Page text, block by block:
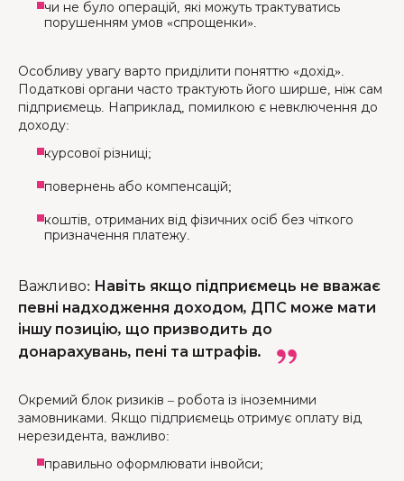
чи не було операцій, які можуть трактуватись
порушенням умов «спрощенки».
Особливу увагу варто приділити поняттю «дохід».
Податкові органи часто трактують його ширше, ніж сам
підприємець. Наприклад, помилкою є невключення до
доходу:
курсової різниці;
повернень або компенсацій;
коштів, отриманих від фізичних осіб без чіткого
призначення платежу.
Важливо: Навіть якщо підприємець не вважає
певні надходження доходом, ДПС може мати
іншу позицію, що призводить до
донарахувань, пені та штрафів.
Окремий блок ризиків – робота із іноземними
замовниками. Якщо підприємець отримує оплату від
нерезидента, важливо:
правильно оформлювати інвойси;